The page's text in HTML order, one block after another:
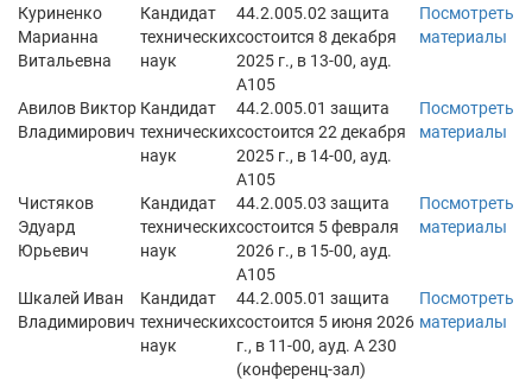
Куриненко
Марианна
Витальевна
Кандидат
технических
наук
44.2.005.02 защита
состоится 8 декабря
2025 г., в 13-00, ауд.
А105
Посмотреть
материалы
Авилов Виктор
Владимирович
Кандидат
технических
наук
44.2.005.01 защита
состоится 22 декабря
2025 г., в 14-00, ауд.
А105
Посмотреть
материалы
Чистяков
Эдуард
Юрьевич
Кандидат
технических
наук
44.2.005.03 защита
состоится 5 февраля
2026 г., в 15-00, ауд.
А105
Посмотреть
материалы
Шкалей Иван
Владимирович
Кандидат
технических
наук
44.2.005.01 защита
состоится 5 июня 2026
г., в 11-00, ауд. А 230
(конференц-зал)
Посмотреть
материалы